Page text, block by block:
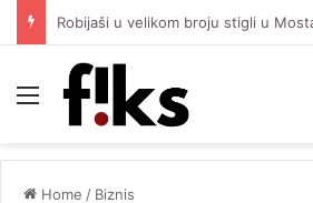
Menu
Home / Biznis